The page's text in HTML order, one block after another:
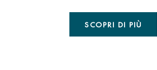
SCOPRI DI PIÙ